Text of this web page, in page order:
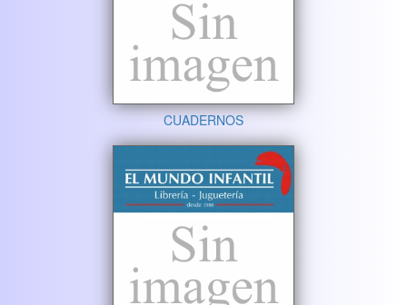
CUADERNOS